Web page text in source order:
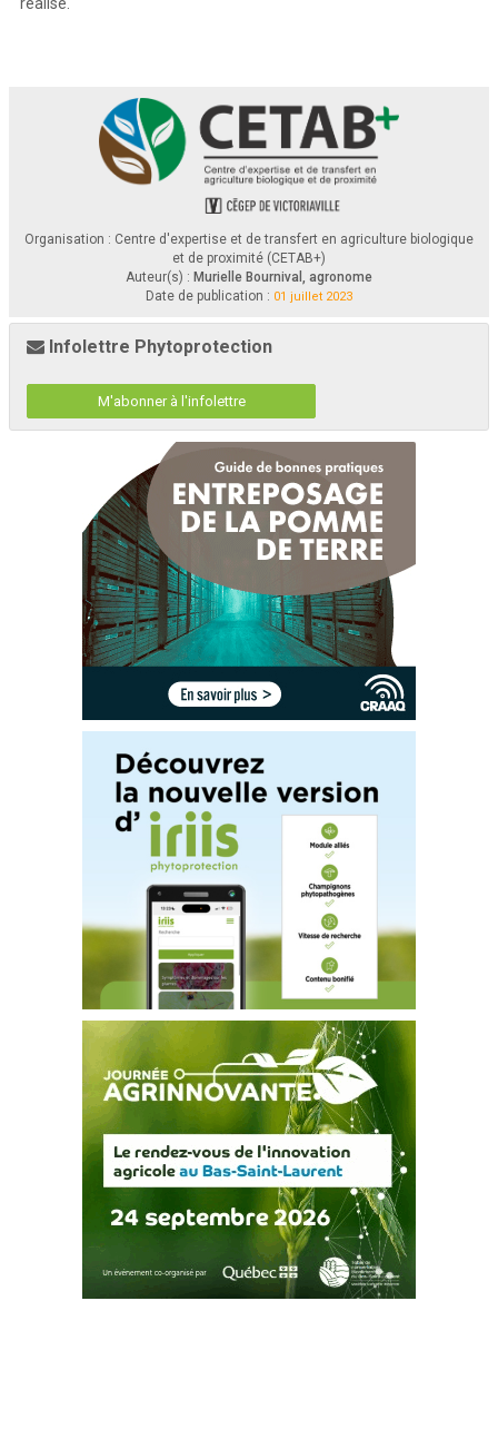
semences  sont  réparties  uniformément  par  le  semoir  installé  au
devant   du   tracteur.   Le
s   pattes   du sarcleur   léger   enfoui
légèrement les semences d’engrais vert.
ne plaque de métal en « V»
pointe de la patte arrière (en «
») du sarcleur
maïs.  Les  ressorts  servent  à  faire  vibrer  le  sol  pour  enterrer  les
semences
SARCLEUR MI- LOURD ET SEMOIR À L’AIR SARCLEUR LÉGER ET SEMOIR À L’AIR
Ici, des tuyaux de distribution des semences
fixés à l’arrière
des unités d’un sarcleur mi
lourd. es  dents  de peigne à l’arrière
d’enfouir l’engrais vert.
billonneuses
Il s’agit d’un semoir autoconstruit
à partir d’un sarcleur usagé, d’un
semoir à l’air ainsi que des unités de semoir à céréales neuves. Ce
type  de  semoir  autoconstruit permet  de  semer  les  engrais  verts
intercalaires dans des sillons,augmentant le contact sol
semence et
ainsi  la  réussite  du  semis. Ce  semoir  comporte  deux  unités  par
rang. L’écartement entre les unités est de 8
'un coffre  à  petit
s,  dont  des  unités de  semis  ont  été  enlevées  afin  de  laisser
seulement deux unités par entre-rang.
iensutile
Fiche technique du CETAB+ : Séquences de passages
Organisation : Centre d'expertise et de transfert en agriculture biologique
et de proximité (CETAB+)
Auteur(s) : Murielle Bournival, agronome
Date de publication : 01 juillet 2023
Infolettre Phytoprotection
M'abonner à l'infolettre